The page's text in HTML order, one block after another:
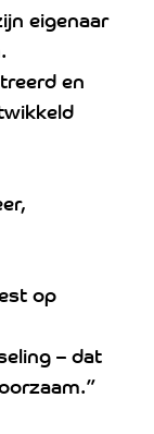
eigenaar
en
op
– dat